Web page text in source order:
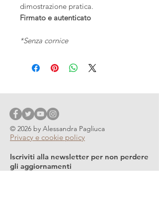
dimostrazione pratica.
Firmato e autenticato
*Senza cornice
© 2026 by Alessandra Pagliuca
Privacy e cookie policy
Iscriviti alla newsletter per non perdere
gli aggiornamenti